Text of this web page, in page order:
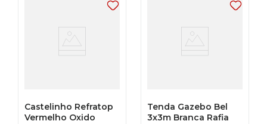
Castelinho Refratop
Vermelho Oxido
Tenda Gazebo Bel
3x3m Branca Rafia